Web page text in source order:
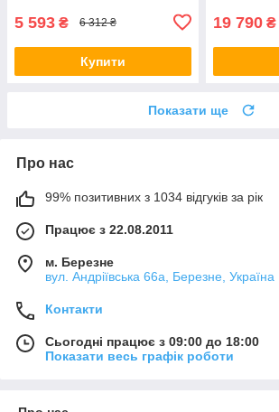
5 593 ₴ 6 312 ₴
Купити
19 790 ₴
Показати ще
Про нас
99% позитивних з 1034 відгуків за рік
Працює з 22.08.2011
м. Березне
вул. Андріївська 66а, Березне, Україна
Контакти
Сьогодні працює з 09:00 до 18:00
Показати весь графік роботи